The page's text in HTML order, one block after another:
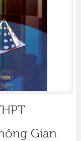
Gian